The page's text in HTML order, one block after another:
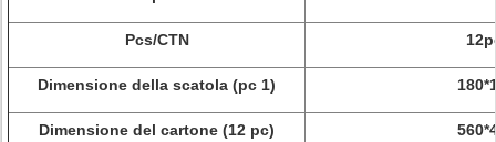
Pcs/CTN
Dimensione della scatola (pc 1)
Dimensione del cartone (12 pc)